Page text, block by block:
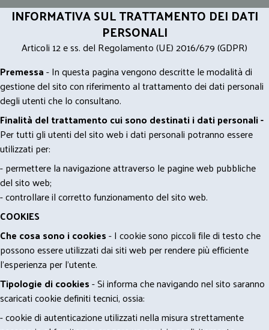
INFORMATIVA SUL TRATTAMENTO DEI DATI
PERSONALI
Articoli 12 e ss. del Regolamento (UE) 2016/679 (GDPR)
Premessa- In questa pagina vengono descritte le modalità di
gestione del sito con riferimento al trattamento dei dati personali
degli utenti che lo consultano.
Finalità del trattamento cui sono destinati i dati personali -
Per tutti gli utenti del sito web i dati personali potranno essere
utilizzati per:
- permettere la navigazione attraverso le pagine web pubbliche
del sito web;
- controllare il corretto funzionamento del sito web.
COOKIES
Che cosa sono i cookies- I cookie sono piccoli file di testo che
possono essere utilizzati dai siti web per rendere più efficiente
l'esperienza per l'utente.
Tipologie di cookies- Si informa che navigando nel sito saranno
scaricati cookie definiti tecnici, ossia:
- cookie di autenticazione utilizzati nella misura strettamente